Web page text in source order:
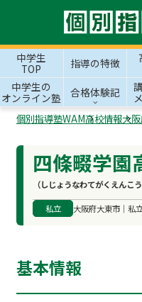
中学生
TOP
指導の特徴
中学生の
オンライン塾
合格体験記
個別指導塾WAM高校情報大
四條畷学園
（しじょうなわてがくえんこ
私立 大阪府大東市｜私
基本情報